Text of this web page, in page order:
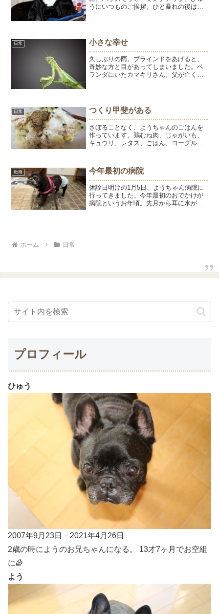
うにいつものご挨拶。ひと暴れの後は、
ゅうがウチの子になっ...
日常 小さな幸せ
久しぶりの雨。ブラインドをあげると、
奇妙な方と目があってしまいました。ベ
ランダにいたカマキリさん。父が亡くな
も・・・・と思ったりいやいや、そ...
日常 つくり甲斐がある
さぼることなく、ようちゃんのごはんを
作っています。鶏むね肉、じゃがいも、
キュウリ、レタス、ごはん、ヨーグル
ん。ひゅう兄がいるときは、1回でふたり
の1食分だったから毎回...
動画 今年最初の病院
休診日明けの1月5日、ようちゃん病院に
行ってきました。今年最初のおでかけが
病院というお年頃。先月から耳に水が溜
ホーム
日常
プロフィール
ひゅう
2007年9月23日－2021年4月26日
2歳の時にようのお兄ちゃんになる。 13才7ヶ月でお空組
に🌈
よう